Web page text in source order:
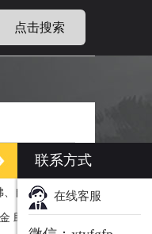
点击搜索
什么生肖福运
、自身佛牌的
助力生意财
联系方式
在线客服